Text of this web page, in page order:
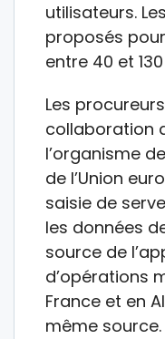
utilisateurs.
proposés
entre 40 et
Les
collaboration
l’organisme
de l’Union
saisie de
les données
source de
d’opérations
France et en
même source.